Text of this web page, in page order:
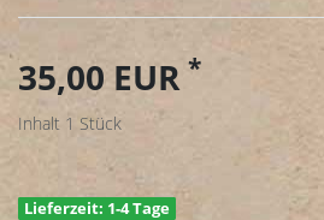
35,00 EUR *
Inhalt 1 Stück
Lieferzeit: 1-4 Tage